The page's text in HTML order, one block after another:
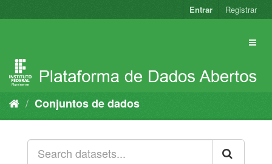
para
Entrar Registrar
Conjuntos de dados